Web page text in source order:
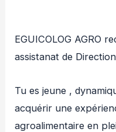
EGUICOLOG AGRO
assistanat de
Tu es jeune ,
acquérir une
agroalimentaire en